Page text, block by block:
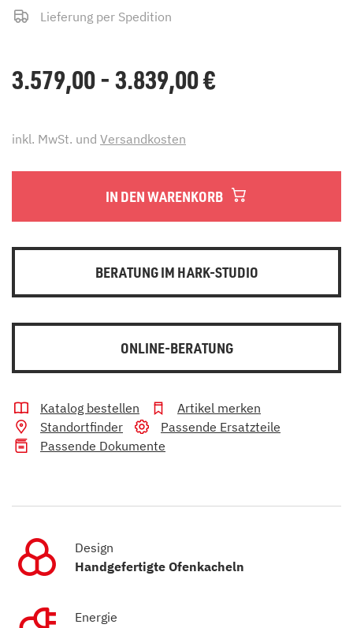
Lieferung per Spedition
3.579,00 - 3.839,00€
inkl. MwSt. und Versandkosten
IN DEN WARENKORB
BERATUNG IM HARK-STUDIO
ONLINE-BERATUNG
Katalog bestellen
Artikel merken
Standortfinder
Passende Ersatzteile
Passende Dokumente
Design
Handgefertigte Ofenkacheln
Energie